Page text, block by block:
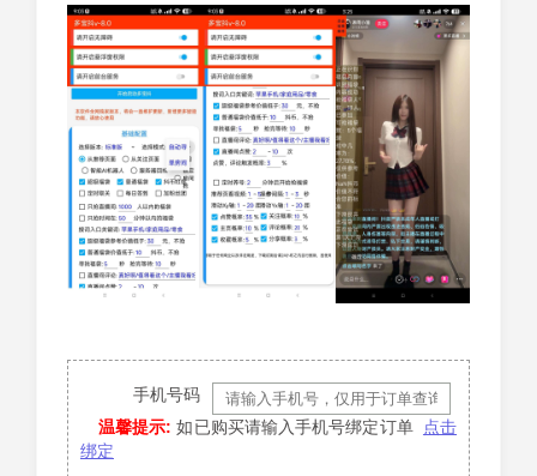
手机号码
温馨提示: 如已购买请输入手机号绑定订单
点击
绑定